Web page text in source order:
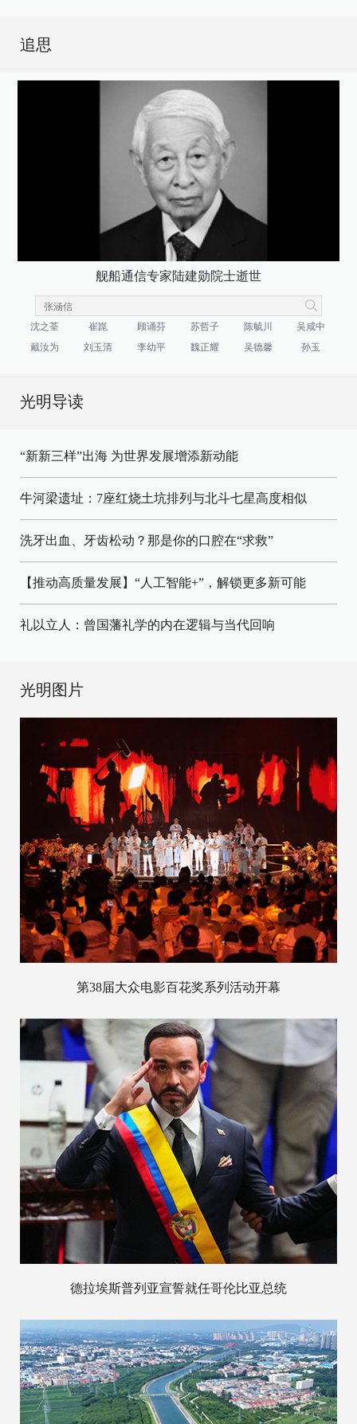
追思
舰船通信专家陆建勋院士逝世
沈之荃 崔崑 顾诵芬 苏哲子 陈毓川
吴咸中
戴汝为
刘玉清 李幼平 魏正耀 吴德馨 孙玉
光明导读
“新新三样”出海 为世界发展增添新动能
牛河梁遗址：7座红烧土坑排列与北斗七星高度相似
洗牙出血、牙齿松动？那是你的口腔在“求救”
【推动高质量发展】“人工智能+”，解锁更多新可能
礼以立人：曾国藩礼学的内在逻辑与当代回响
光明图片
第38届大众电影百花奖系列活动开幕
德拉埃斯普列亚宣誓就任哥伦比亚总统